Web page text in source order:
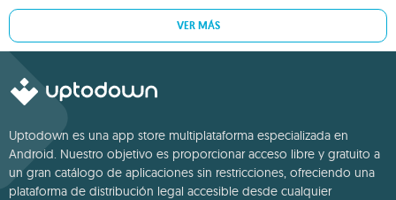
VER MÁS
Uptodown es una app store multiplataforma especializada en
Android. Nuestro objetivo es proporcionar acceso libre y gratuito a
un gran catálogo de aplicaciones sin restricciones, ofreciendo una
plataforma de distribución legal accesible desde cualquier